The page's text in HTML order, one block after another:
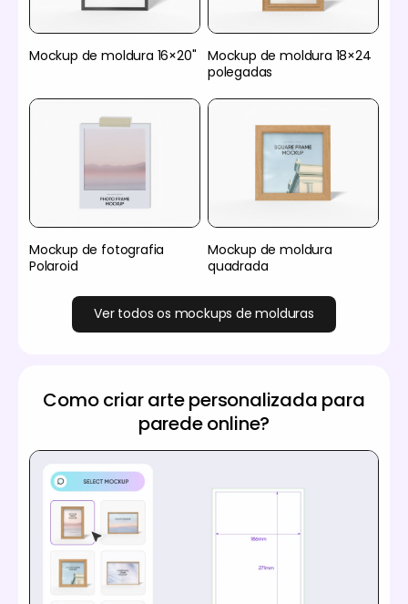
Mockup de moldura 16×20"
Mockup de moldura 18×24
polegadas
Mockup de fotografia
Polaroid
Mockup de moldura
quadrada
Ver todos os mockups de molduras
Como criar arte personalizada para
parede online?